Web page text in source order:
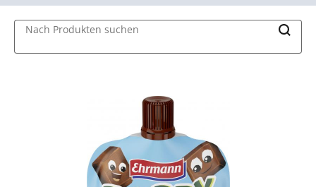
Nach Produkten suchen